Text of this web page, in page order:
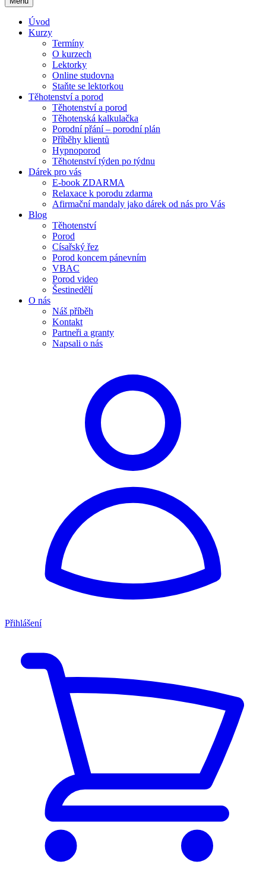
Úvod
Kurzy
Termíny
O kurzech
Lektorky
Online studovna
Staňte se lektorkou
Těhotenství a porod
Těhotenství a porod
Těhotenská kalkulačka
Porodní přání – porodní plán
Příběhy klientů
Hypnoporod
Těhotenství týden po týdnu
Dárek pro vás
E-book ZDARMA
Relaxace k porodu zdarma
Afirmační mandaly jako dárek od nás pro Vás
Blog
Těhotenství
Porod
Císařský řez
Porod koncem pánevním
VBAC
Porod video
Šestinedělí
O nás
Náš příběh
Kontakt
Partneři a granty
Napsali o nás
Přihlášení